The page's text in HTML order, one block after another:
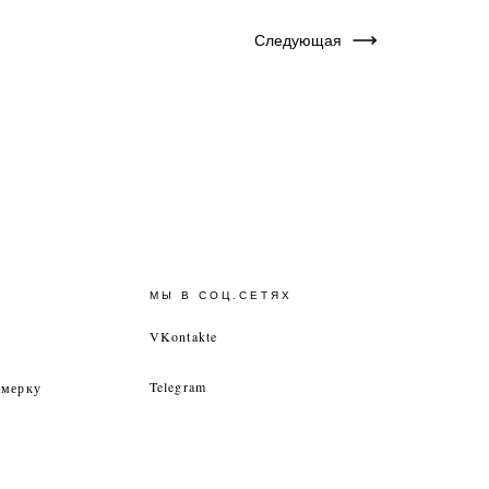
Следующая
МЫ В СОЦ.СЕТЯХ
VKontakte
Telegram